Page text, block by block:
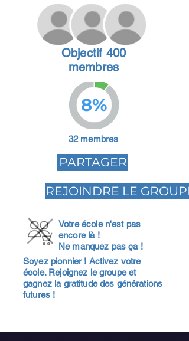
Objectif 400
membres
8%
32 membres
PARTAGER
REJOINDRE LE GROUPE
Votre école n'est pas
encore là !
Ne manquez pas ça !
Soyez pionnier ! Activez votre
école. Rejoignez le groupe et
gagnez la gratitude des générations
futures !